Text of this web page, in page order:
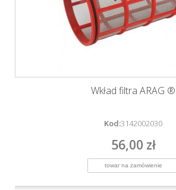
Wkład filtra ARAG ®
Kod:3142002030
56,00 zł